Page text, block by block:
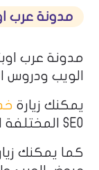
مدونة عرب
مدونة عرب
الويب ودروس
يمكنك زيارة
SEO المختلفة التي نقدمها.
كما يمكنك